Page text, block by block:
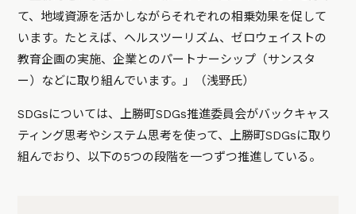
て、地域資源を活かしながらそれぞれの相乗効果を促して
います。たとえば、ヘルスツーリズム、ゼロウェイストの
教育企画の実施、企業とのパートナーシップ（サンスタ
ー）などに取り組んでいます。」（浅野氏）
SDGsについては、上勝町SDGs推進委員会がバックキャス
ティング思考やシステム思考を使って、上勝町SDGsに取り
組んでおり、以下の5つの段階を一つずつ推進している。